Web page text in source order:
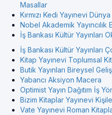
Masallar
Kırmızı Kedi Yayınevi
Nobel Akademik Yayıncılık
İş Bankası Kültür Yayınları
İş Bankası Kültür Yayınları
Kitap Yayınevi Toplumsal
Butik Yayınları Bireysel
Yabancı Aksiyon Macera
Optimist Yayın Dağıtım İş
Bizim Kitaplar Yayınevi
Vate Yayınevi Roman